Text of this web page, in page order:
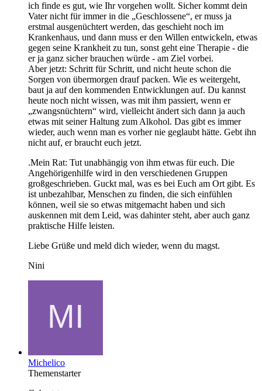
ich finde es gut, wie Ihr vorgehen wollt. Sicher kommt dein
Vater nicht für immer in die „Geschlossene“, er muss ja
erstmal ausgenüchtert werden, das geschieht noch im
Krankenhaus, und dann muss er den Willen entwickeln, etwas
gegen seine Krankheit zu tun, sonst geht eine Therapie - die
er ja ganz sicher brauchen würde - am Ziel vorbei.
Aber jetzt: Schritt für Schritt, und nicht heute schon die
Sorgen von übermorgen drauf packen. Wie es weitergeht,
baut ja auf den kommenden Entwicklungen auf. Du kannst
heute noch nicht wissen, was mit ihm passiert, wenn er
„zwangsnüchtern“ wird, vielleicht ändert sich dann ja auch
etwas mit seiner Haltung zum Alkohol. Das gibt es immer
wieder, auch wenn man es vorher nie geglaubt hätte. Gebt ihn
nicht auf, er braucht euch jetzt.
.Mein Rat: Tut unabhängig von ihm etwas für euch. Die
Angehörigenhilfe wird in den verschiedenen Gruppen
großgeschrieben. Guckt mal, was es bei Euch am Ort gibt. Es
ist unbezahlbar, Menschen zu finden, die sich einfühlen
können, weil sie so etwas mitgemacht haben und sich
auskennen mit dem Leid, was dahinter steht, aber auch ganz
praktische Hilfe leisten.
Liebe Grüße und meld dich wieder, wenn du magst.
Nini
Michelico
Themenstarter